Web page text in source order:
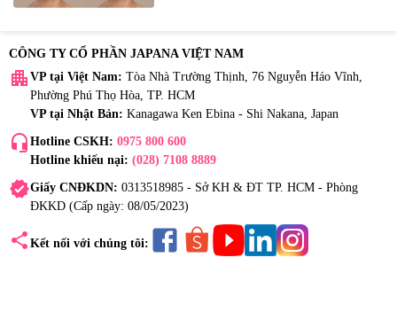
CÔNG TY CỔ PHẦN JAPANA VIỆT NAM
apartment VP tại Việt Nam: Tòa Nhà Trường Thịnh, 76 Nguyễn Háo Vĩnh,
Phường Phú Thọ Hòa, TP. HCM
VP tại Nhật Bản: Kanagawa Ken Ebina - Shi Nakana, Japan
headset_mic Hotline CSKH: 0975 800 600
Hotline khiếu nại: (028) 7108 8889
verifiedGiấy CNĐKDN: 0313518985 - Sở KH & ĐT TP. HCM - Phòng
ĐKKD (Cấp ngày: 08/05/2023)
share Kết nối với chúng tôi: